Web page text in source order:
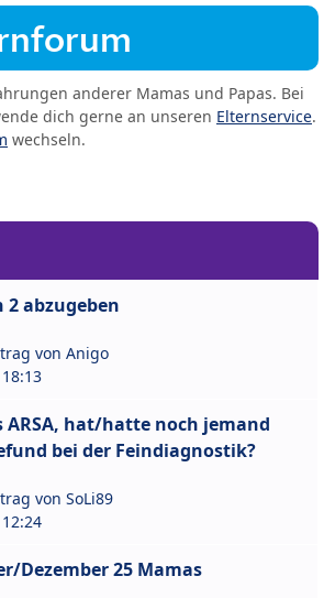
anderer Mamas und Papas. Bei
dich gerne an unseren Elternservice.
wechseln.
2 abzugeben
von Anigo
ARSA, hat/hatte noch jemand
bei der Feindiagnostik?
von SoLi89
Dezember 25 Mamas